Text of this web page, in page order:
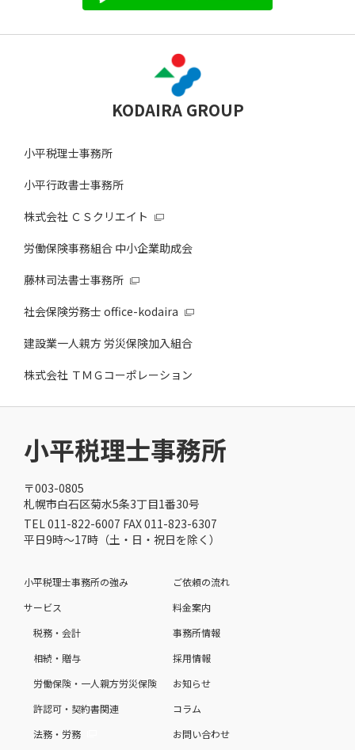
KODAIRA GROUP
小平税理士事務所
小平行政書士事務所
株式会社 ＣＳクリエイト
労働保険事務組合 中小企業助成会
藤林司法書士事務所
社会保険労務士 office-kodaira
建設業一人親方 労災保険加入組合
株式会社 ＴＭＧコーポレーション
小平税理士事務所
〒003-0805
札幌市白石区菊水5条3丁目1番30号
TEL 011-822-6007 FAX 011-823-6307
平日9時～17時（土・日・祝日を除く）
小平税理士事務所の強み
サービス
税務・会計
相続・贈与
労働保険・一人親方労災保険
許認可・契約書関連
法務・労務
ご依頼の流れ
料金案内
事務所情報
採用情報
お知らせ
コラム
お問い合わせ